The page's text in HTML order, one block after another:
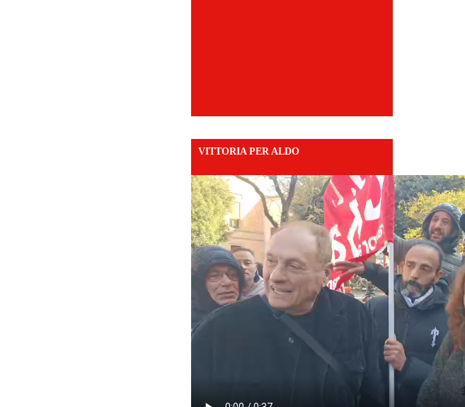
VITTORIA PER ALDO